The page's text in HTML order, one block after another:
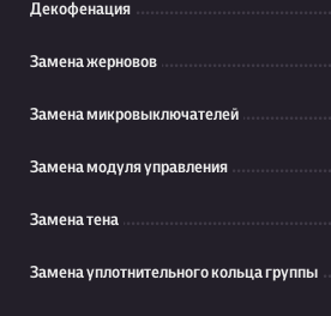
Декофенация
Замена жерновов
Замена микровыключателей
Замена модуля управления
Замена тена
Замена уплотнительного кольца группы